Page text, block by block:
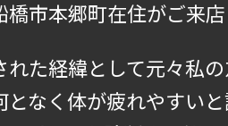
市本郷町在住がご来店
た経緯として元々私
となく体が疲れやすい